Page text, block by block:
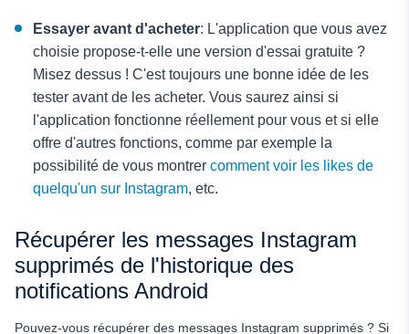
Essayer avant d'acheter: L'application que vous avez
choisie propose-t-elle une version d'essai gratuite ?
Misez dessus ! C'est toujours une bonne idée de les
tester avant de les acheter. Vous saurez ainsi si
l'application fonctionne réellement pour vous et si elle
offre d'autres fonctions, comme par exemple la
possibilité de vous montrer comment voir les likes de
quelqu'un sur Instagram, etc.
Récupérer les messages Instagram
supprimés de l'historique des
notifications Android
Pouvez-vous récupérer des messages Instagram supprimés ? Si